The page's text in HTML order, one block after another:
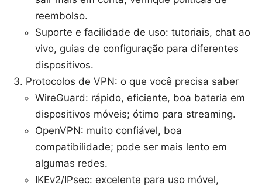
reembolso.
Suporte e facilidade de uso: tutoriais, chat ao
vivo, guias de configuração para diferentes
dispositivos.
Protocolos de VPN: o que você precisa saber
WireGuard: rápido, eficiente, boa bateria em
dispositivos móveis; ótimo para streaming.
OpenVPN: muito confiável, boa
compatibilidade; pode ser mais lento em
algumas redes.
IKEv2/IPsec: excelente para uso móvel,